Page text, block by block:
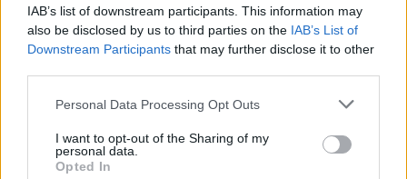
IAB’s list of downstream participants. This information may
also be disclosed by us to third parties on the IAB’s List of
Downstream Participants that may further disclose it to other
Personal Data Processing Opt Outs
I want to opt-out of the Sharing of my
personal data.
Opted In
[Chorus (Outro)]
[Refrain (Outro)]
Slip capone, c-walk homie
O. g. tray deee, c-walk homie
O. G. Tray Deee, C-Walk homie